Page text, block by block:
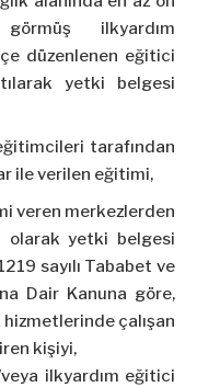
ilkyardım
düzenlenen eğitici
yetki belgesi
tarafından
ile verilen eğitimi,
veren merkezlerden
olarak yetki belgesi
sayılı Tababet ve
Dair Kanuna göre,
hizmetlerinde çalışan
kişiyi,
ilkyardım eğitici